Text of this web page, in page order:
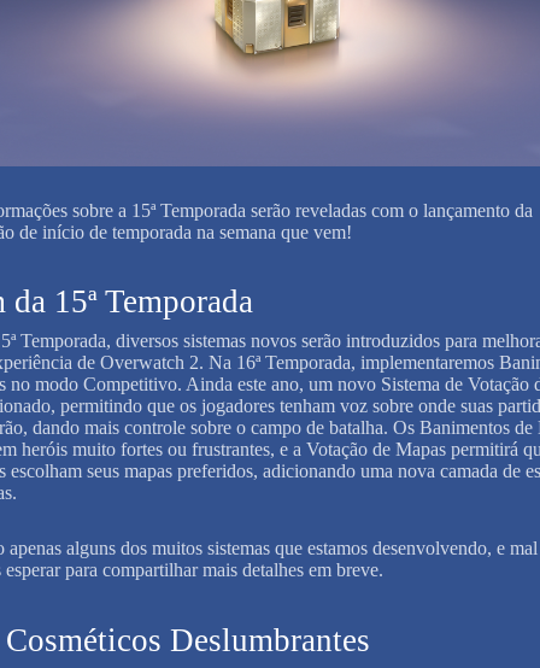
sobre a 15ª Temporada serão reveladas com o lançamento da
de início de temporada na semana que vem!
15ª Temporada
Temporada, diversos sistemas novos serão introduzidos para
de Overwatch 2. Na 16ª Temporada, implementaremos
no modo Competitivo. Ainda este ano, um novo Sistema de Votação
permitindo que os jogadores tenham voz sobre onde suas
dando mais controle sobre o campo de batalha. Os Banimentos de
heróis muito fortes ou frustrantes, e a Votação de Mapas permitirá
escolham seus mapas preferidos, adicionando uma nova camada de
apenas alguns dos muitos sistemas que estamos desenvolvendo, e mal
esperar para compartilhar mais detalhes em breve.
Deslumbrantes